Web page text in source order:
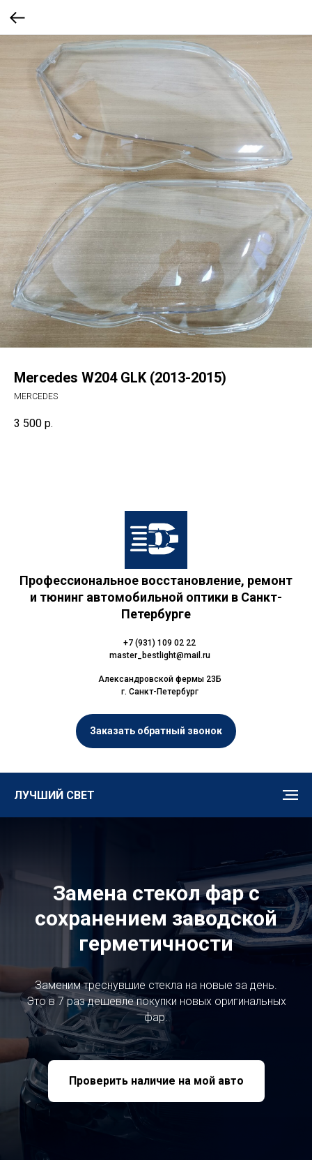
Mercedes W204 GLK (2013-2015)
MERCEDES
3 500 р.
Профессиональное восстановление, ремонт
и тюнинг автомобильной оптики в Санкт-
Петербурге
+7 (931) 109 02 22
master_bestlight@mail.ru
Александровской фермы 23Б
г. Санкт-Петербург
Заказать обратный звонок
ЛУЧШИЙ СВЕТ
Замена стекол фар с
сохранением заводской
герметичности
Заменим треснувшие стекла на новые за день.
Это в 7 раз дешевле покупки новых оригинальных
фар.
Проверить наличие на мой авто